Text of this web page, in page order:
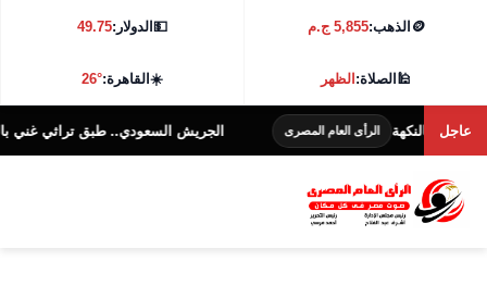
🪙 الذهب:5,855 ج.م 💵الدولار:49.75
🕌الصلاة:الظهر ☀️القاهرة:26°
عاجل الرأى العام المصرى الجريش السعودي.. طبق تراثي غني بالنكهة